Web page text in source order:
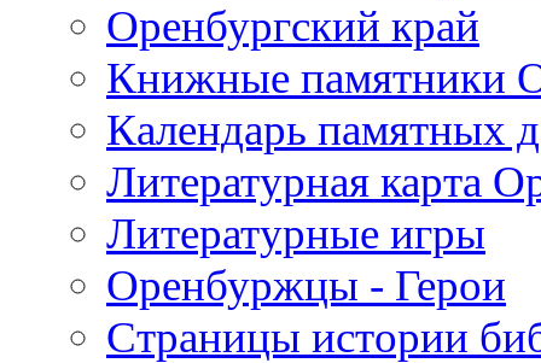
Оренбургский край
Книжные памятники
Календарь памятных
Литературная карта
Литературные игры
Оренбуржцы - Герои
Страницы истории